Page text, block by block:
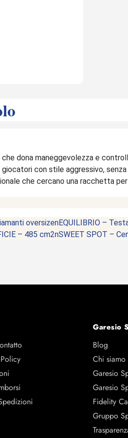
dona maneggevolezza e
con stile aggressivo,
che cercano una racchetta
oversizenEQUILIBRIO –
– 485 cm2nSWEET SPOT –
Garesio
Blog
Chi siamo
Garesio
Garesio
Fidelity
Gruppo